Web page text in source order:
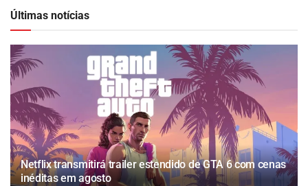
Últimas notícias
Netflix transmitirá trailer estendido de GTA 6 com cenas
inéditas em agosto